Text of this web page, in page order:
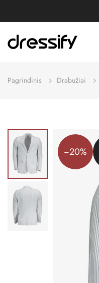
Pagrindinis Drabužiai
−20%